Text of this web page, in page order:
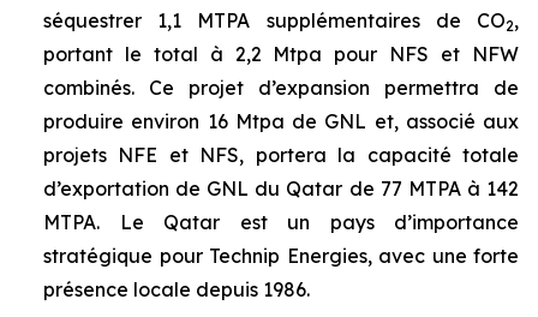
séquestrer 1,1 MTPA supplémentaires de CO2,
portant le total à 2,2 Mtpa pour NFS et NFW
combinés. Ce projet d’expansion permettra de
produire environ 16 Mtpa de GNL et, associé aux
projets NFE et NFS, portera la capacité totale
d’exportation de GNL du Qatar de 77 MTPA à 142
MTPA. Le Qatar est un pays d’importance
stratégique pour Technip Energies, avec une forte
présence locale depuis 1986.